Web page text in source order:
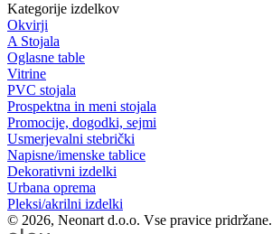
Kategorije izdelkov
Okvirji
A Stojala
Oglasne table
Vitrine
PVC stojala
Prospektna in meni stojala
Promocije, dogodki, sejmi
Usmerjevalni stebrički
Napisne/imenske tablice
Dekorativni izdelki
Urbana oprema
Pleksi/akrilni izdelki
© 2026, Neonart d.o.o. Vse pravice pridržane.